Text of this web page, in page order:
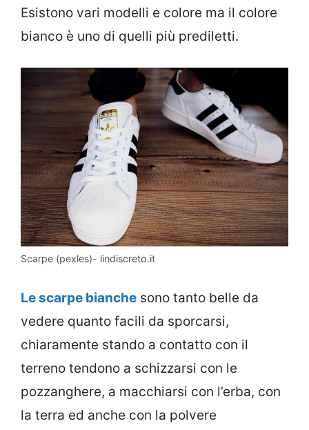
Esistono vari modelli e colore ma il colore
bianco è uno di quelli più prediletti.
Scarpe (pexles)- lindiscreto.it
Le scarpe bianche sono tanto belle da
vedere quanto facili da sporcarsi,
chiaramente stando a contatto con il
terreno tendono a schizzarsi con le
pozzanghere, a macchiarsi con l’erba, con
la terra ed anche con la polvere